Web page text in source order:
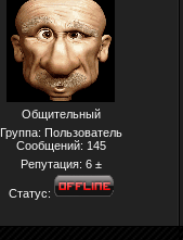
Общительный
Группа: Пользователь
Сообщений: 145
Репутация: 6 ±
Статус: